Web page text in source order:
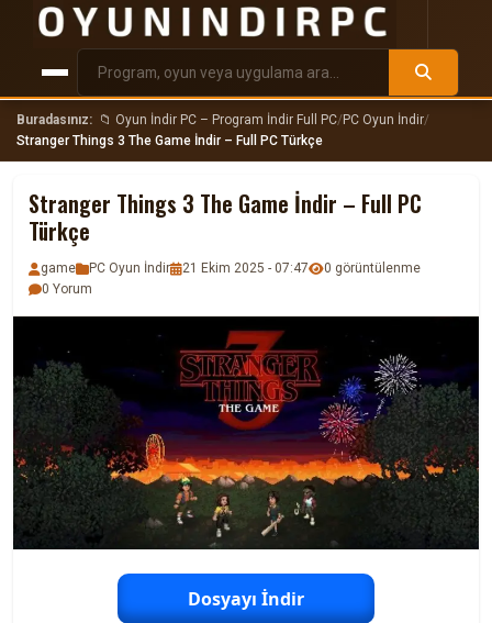
Buradasınız: 📁 Oyun İndir PC – Program İndir Full PC/PC Oyun İndir/
Stranger Things 3 The Game İndir – Full PC Türkçe
Stranger Things 3 The Game İndir – Full PC
Türkçe
game PC Oyun İndir 21 Ekim 2025 - 07:47
0 görüntülenme
0 Yorum
Dosyayı İndir